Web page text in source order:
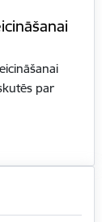
par